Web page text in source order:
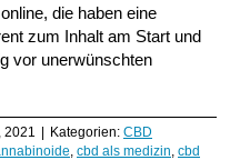
die haben eine
zum Inhalt am Start und
vor unerwünschten
2021 | Kategorien: CBD
, cbd als medizin, cbd